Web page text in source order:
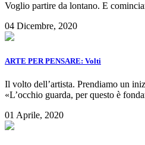
Voglio partire da lontano. E
04 Dicembre, 2020
ARTE PER PENSARE: Volti
Il volto dell’artista. Prendiamo un
«L’occhio guarda, per questo è
01 Aprile, 2020